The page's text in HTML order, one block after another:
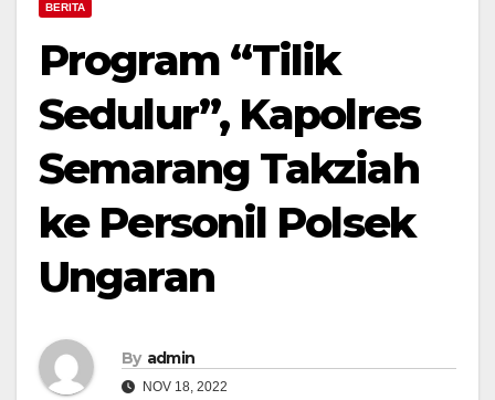
BERITA
Program “Tilik
Sedulur”, Kapolres
Semarang Takziah
ke Personil Polsek
Ungaran
By admin
NOV 18, 2022